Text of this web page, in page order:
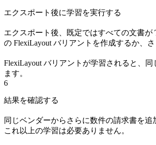
エクスポート後に学習を実行する
エクスポート後、既定ではすべての文書が
の FlexiLayout バリアントを作成するか、
FlexiLayout バリアントが学習されると、
ます。
6
結果を確認する
同じベンダーからさらに数件の請求書を
これ以上の学習は必要ありません。